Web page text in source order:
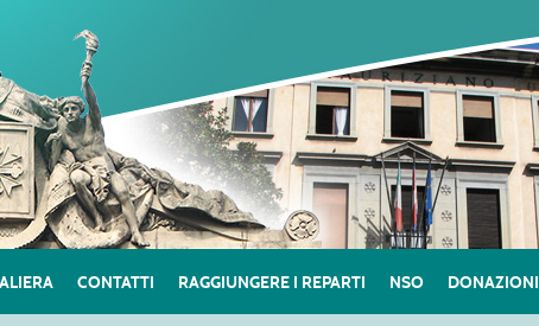
CONTATTI RAGGIUNGERE I REPARTI NSO DONAZIONI